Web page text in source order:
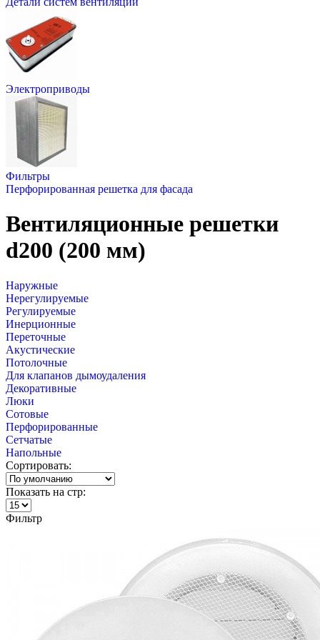
Электроприводы
Фильтры
Перфорированная решетка для фасада
Вентиляционные решетки
d200 (200 мм)
Наружные
Нерегулируемые
Регулируемые
Инерционные
Переточные
Акустические
Потолочные
Для клапанов дымоудаления
Декоративные
Люки
Сотовые
Перфорированные
Сетчатые
Напольные
Сортировать:
Показать на стр:
Фильтр